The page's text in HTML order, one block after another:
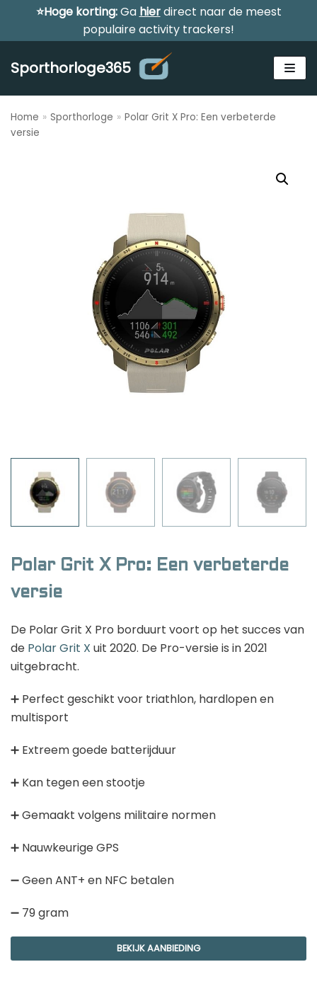
Meteen
inhoud
⭐Hoge korting:Ga hierdirect naar de meest
populaire activity trackers!
Sporthorloge365
Horloge voor kinderen
Gezondheidshorloge
Samsung
Suunto
Wahoo
Xiaomi
Home » Sporthorloge » Polar Grit X Pro: Een verbeterde
versie
Polar Grit X Pro: Een verbeterde
versie
De Polar Grit X Pro borduurt voort op het succes van
de Polar Grit X uit 2020. De Pro-versie is in 2021
uitgebracht.
➕ Perfect geschikt voor triathlon, hardlopen en
multisport
➕ Extreem goede batterijduur
➕ Kan tegen een stootje
➕ Gemaakt volgens militaire normen
➕ Nauwkeurige GPS
➖ Geen ANT+ en NFC betalen
➖ 79 gram
BEKIJK AANBIEDING
Zoeken
ECG gezondheidshorloges
Zwemhorloges
Garmin sporthorloge
Goedkope activity trackers
Sporthorloges
Smartwatches
Kinderhorloges
Stappentellers
Hardloophorloges